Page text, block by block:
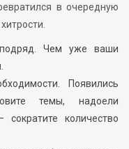
в очередную
Чем уже ваши
Появились
темы, надоели
количество